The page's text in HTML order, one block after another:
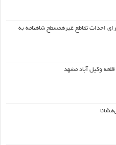
برای احداث تقاطع غیرهمسطح شاهنامه به
وکیل آباد مشهد